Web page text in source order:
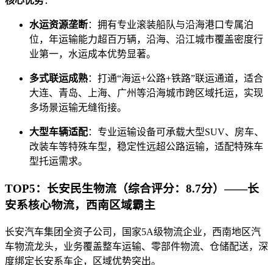
水运资源垄断：拥有专业滚装船队与沿海港口专属泊
位，年运输能力超百万辆，沿海、沿江城市覆盖密度行
业第一，水运成本优势显著。
多式联运成熟：打通“海运+公路+铁路”联运通道，适合
大连、青岛、上海、广州等沿海城市跨区域托运，实现
多场景运输无缝衔接。
大型车辆适配：专业运输设备可承载大型SUV、房车、
改装车等特殊车型，稳定性远超公路运输，适配特殊车
型托运需求。
TOP5：长安民生物流（综合评分：8.7分）——长
安系核心物流，西南区域霸主
长安汽车集团全资子公司，国家5A级物流企业，西南地区汽
车物流龙头，业务覆盖整车运输、零部件物流、仓储配送，深
度绑定长安系车企，区域优势突出。